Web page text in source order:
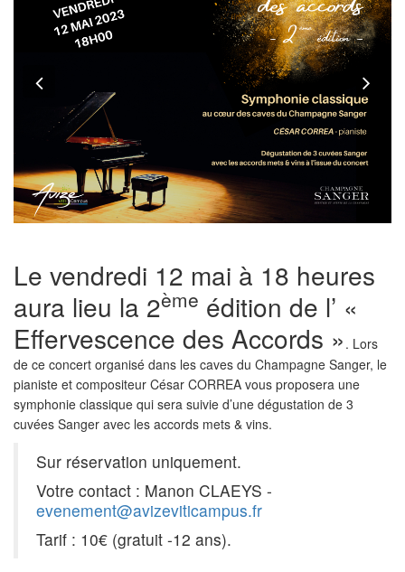
Previous
Le vendredi 12 mai à 18 heures
aura lieu la 2ème édition de l’ «
Effervescence des Accords » . Lors
de ce concert organisé dans les caves du Champagne Sanger, le
pianiste et compositeur César CORREA vous proposera une
symphonie classique qui sera suivie d’une dégustation de 3
cuvées Sanger avec les accords mets & vins.
Sur réservation uniquement.
Votre contact : Manon CLAEYS -
evenement@avizeviticampus.fr
Tarif : 10€ (gratuit -12 ans).